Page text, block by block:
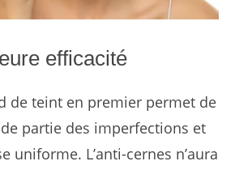
efficacité
de teint en premier permet de
partie des imperfections et
uniforme. L’anti-cernes n’aura